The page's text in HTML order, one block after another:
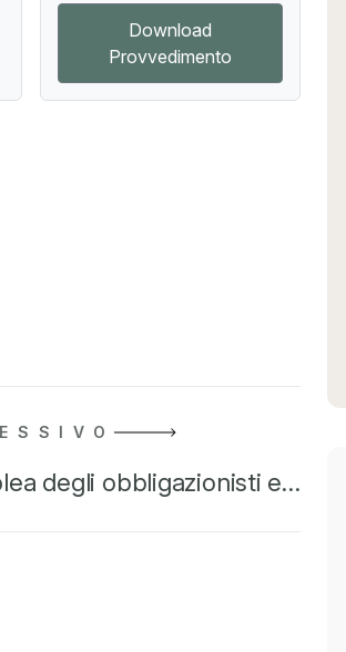
Download
Provvedimento
degli obbligazionisti e…